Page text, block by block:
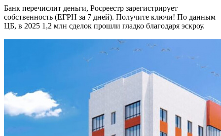
Банк перечислит деньги, Росреестр зарегистрирует
собственность (ЕГРН за 7 дней). Получите ключи! По данным
ЦБ, в 2025 1,2 млн сделок прошли гладко благодаря эскроу.